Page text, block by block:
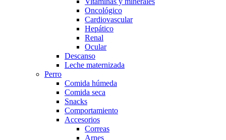
Oncológico
Cardiovascular
Hepático
Renal
Ocular
Descanso
Leche maternizada
Perro
Comida húmeda
Comida seca
Snacks
Comportamiento
Accesorios
Correas
Arnes